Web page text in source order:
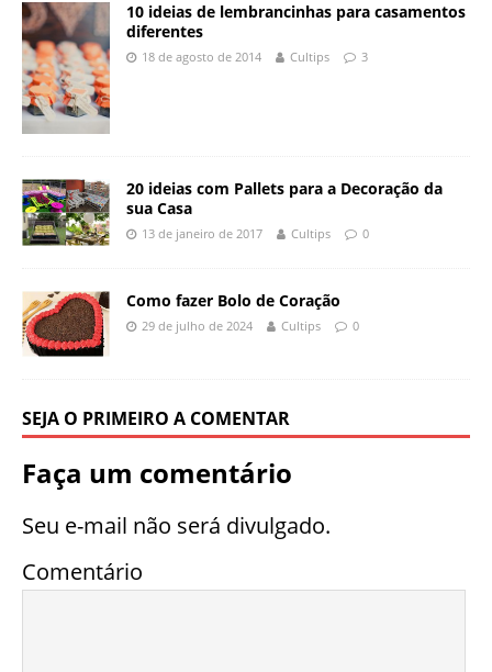
10 ideias de lembrancinhas para casamentos
diferentes
18 de agosto de 2014 Cultips 3
20 ideias com Pallets para a Decoração da
sua Casa
13 de janeiro de 2017 Cultips 0
Como fazer Bolo de Coração
29 de julho de 2024 Cultips 0
SEJA O PRIMEIRO A COMENTAR
Faça um comentário
Seu e-mail não será divulgado.
Comentário